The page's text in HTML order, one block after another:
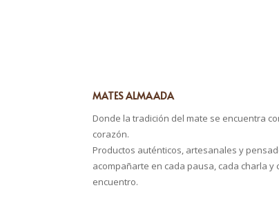
MATES ALMAADA
Donde la tradición del mate se encuentra
corazón.
Productos auténticos, artesanales y
acompañarte en cada pausa, cada charla y
encuentro.